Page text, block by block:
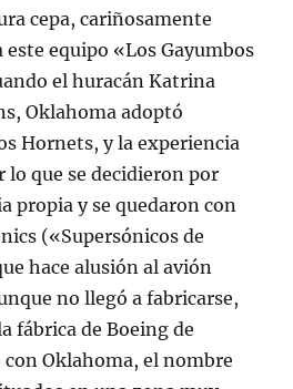
cepa, cariñosamente
equipo «Los Gayumbos
el huracán Katrina
Oklahoma adoptó
Hornets, y la experiencia
lo que se decidieron por
propia y se quedaron con
(«Supersónicos de
hace alusión al avión
no llegó a fabricarse,
fábrica de Boeing de
Oklahoma, el nombre